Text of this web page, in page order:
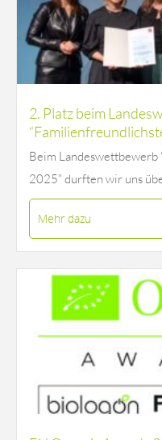
2. Platz beim
Beim
2025” durften wir uns
Mehr dazu